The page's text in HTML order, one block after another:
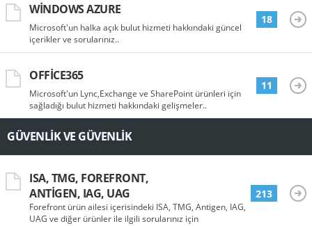
WINDOWS AZURE
Microsoft'un halka açık bulut hizmeti hakkındaki güncel
içerikler ve sorularınız..
18
OFFICE365
Microsoft'un Lync,Exchange ve SharePoint ürünleri için
sağladığı bulut hizmeti hakkındaki gelişmeler..
11
GÜVENLIK VE GÜVENLIK
ISA, TMG, FOREFRONT,
ANTIGEN, IAG, UAG
Forefront ürün ailesi içerisindeki ISA, TMG, Antigen, IAG,
UAG ve diğer ürünler ile ilgili sorularınız için
213